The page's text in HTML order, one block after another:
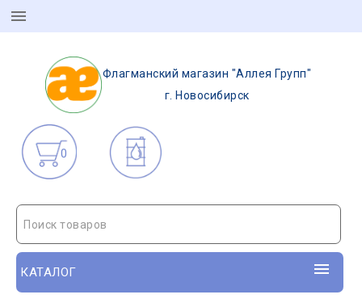
Флагманский магазин "Аллея Групп"
г. Новосибирск
0
Поиск товаров
КАТАЛОГ